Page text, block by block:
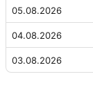
05.08.2026
04.08.2026
03.08.2026